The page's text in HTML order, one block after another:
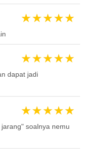
★★★★★
★★★★★
dapat jadi
★★★★★
soalnya nemu